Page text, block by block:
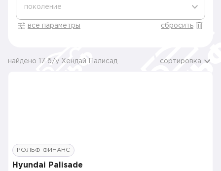
поколение
все параметры сбросить
найдено 17 б/у Хендай Палисад сортировка
РОЛЬФ ФИНАНС
Hyundai Palisade